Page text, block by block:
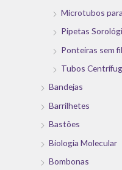
Microtubos
Pipetas
Ponteiras sem
Tubos
Bandejas
Barrilhetes
Bastões
Biologia Molecular
Bombonas